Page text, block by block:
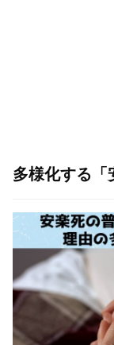
多様化する「